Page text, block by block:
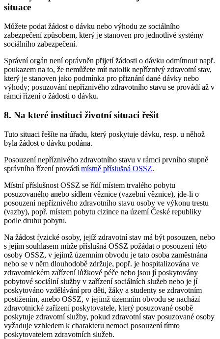
situace
Můžete podat žádost o dávku nebo výhodu ze sociálního
zabezpečení způsobem, který je stanoven pro jednotlivé systémy
sociálního zabezpečení.
Správní orgán není oprávněn přijetí žádosti o dávku odmítnout např.
poukazem na to, že nemůžete mít natolik nepříznivý zdravotní stav,
který je stanoven jako podmínka pro přiznání dané dávky nebo
výhody; posuzování nepříznivého zdravotního stavu se provádí až v
rámci řízení o žádosti o dávku.
8. Na které instituci životní situaci řešit
Tuto situaci řešíte na úřadu, který poskytuje dávku, resp. u něhož
byla žádost o dávku podána.
Posouzení nepříznivého zdravotního stavu v rámci prvního stupně
správního řízení provádímístně příslušná OSSZ.
Místní příslušnost OSSZ se řídí místem trvalého pobytu
posuzovaného anebo sídlem věznice (vazební věznice), jde-li o
posouzení nepříznivého zdravotního stavu osoby ve výkonu trestu
(vazby), popř. místem pobytu cizince na území České republiky
podle druhu pobytu.
Na žádost fyzické osoby, jejíž zdravotní stav má být posouzen, nebo
s jejím souhlasem může příslušná OSSZ požádat o posouzení této
osoby OSSZ, v jejímž územním obvodu je tato osoba zaměstnána
nebo se v něm dlouhodobě zdržuje, popř. je hospitalizována ve
zdravotnickém zařízení lůžkové péče nebo jsou jí poskytovány
pobytové sociální služby v zařízení sociálních služeb nebo je jí
poskytováno vzdělávání pro děti, žáky a studenty se zdravotním
postižením, anebo OSSZ, v jejímž územním obvodu se nachází
zdravotnické zařízení poskytovatele, který posuzované osobě
poskytuje zdravotní služby, pokud zdravotní stav posuzované osoby
vyžaduje vzhledem k charakteru nemoci posouzení tímto
poskytovatelem zdravotních služeb.